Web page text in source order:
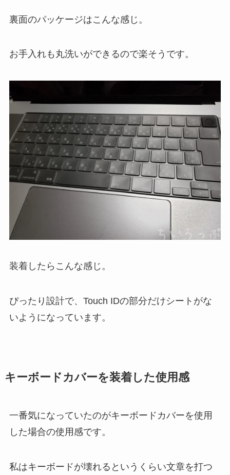
裏面のパッケージはこんな感じ。
お手入れも丸洗いができるので楽そうです。
装着したらこんな感じ。
ぴったり設計で、Touch IDの部分だけシートがな
いようになっています。
キーボードカバーを装着した使用感
一番気になっていたのがキーボードカバーを使用
した場合の使用感です。
私はキーボードが壊れるというくらい文章を打つ